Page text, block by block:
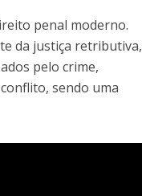
penal moderno.
da justiça retributiva,
pelo crime,
sendo uma